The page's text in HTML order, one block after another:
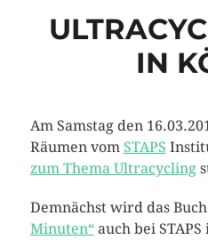
IN
Am Samstag den
Räumen vom STAPS
zum Thema Ultracycling
Demnächst wird das Buch
Minuten“auch bei